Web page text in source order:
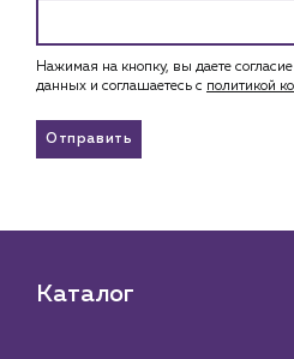
Нажимая на кнопку, вы даете
данных и соглашаетесь c политикой
Отправить
Каталог